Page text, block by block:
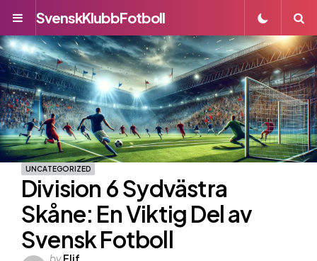
Menu
SvenskKlubbFotboll
UNCATEGORIZED
Division 6 Sydvästra
Skåne: En Viktig Del av
Svensk Fotboll
Posted
byElif